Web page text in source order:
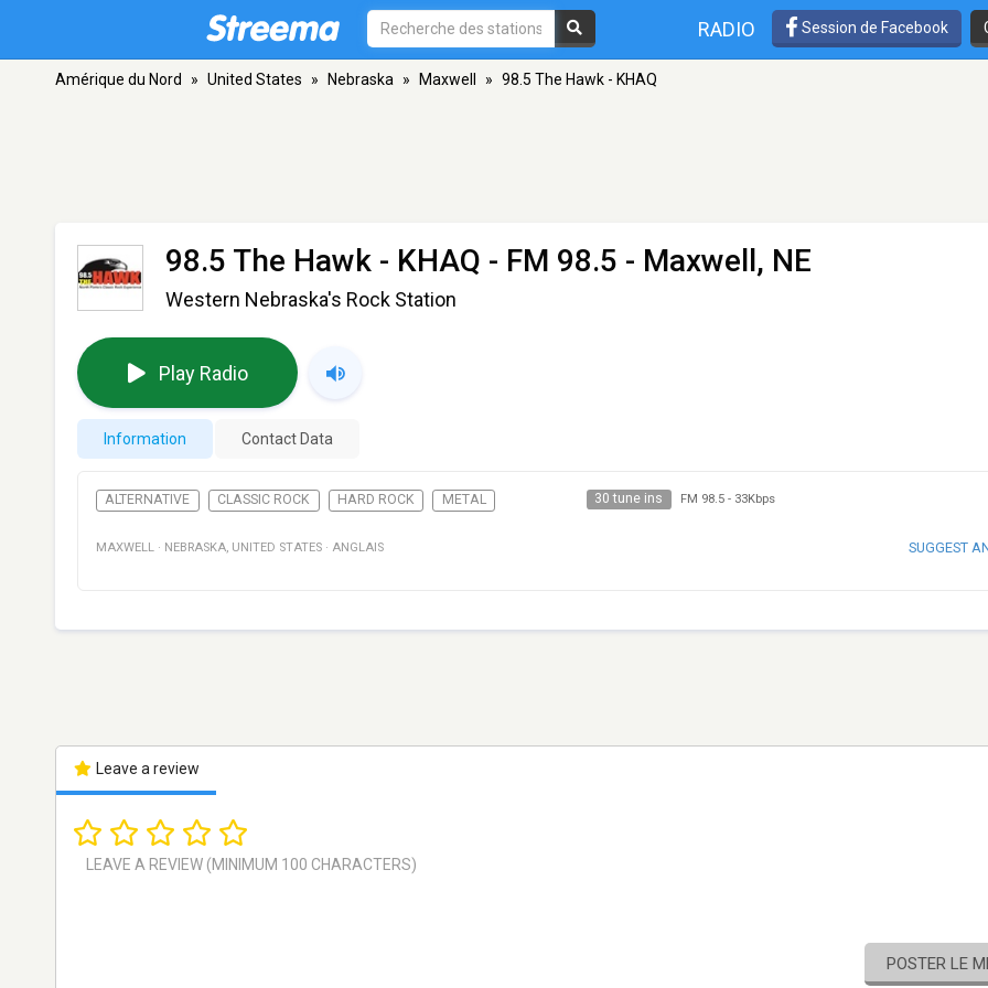
RADIO Session de Facebook
Amérique du Nord » United States » Nebraska » Maxwell » 98.5 The Hawk - KHAQ
98.5 The Hawk - KHAQ - FM 98.5 - Maxwell, NE
Western Nebraska's Rock Station
Play Radio
Information Contact Data
ALTERNATIVE CLASSIC ROCK HARD ROCK METAL 30 tune ins FM 98.5- 33Kbps
MAXWELL · NEBRASKA, UNITED STATES · ANGLAIS SUGGEST
Leave a review
POSTER LE